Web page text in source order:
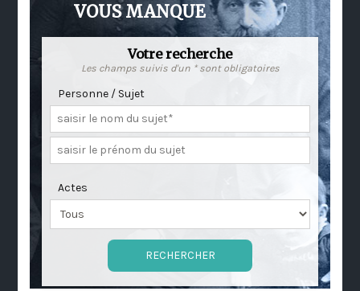
VOUS MANQUE
Votre recherche
Les champs suivis d'un * sont obligatoires
Personne / Sujet
Actes